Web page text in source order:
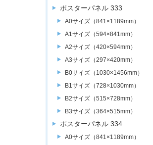
ポスターパネル 333
A0サイズ（841×1189mm）
A1サイズ（594×841mm）
A2サイズ（420×594mm）
A3サイズ（297×420mm）
B0サイズ（1030×1456mm）
B1サイズ（728×1030mm）
B2サイズ（515×728mm）
B3サイズ（364×515mm）
ポスターパネル 334
A0サイズ（841×1189mm）